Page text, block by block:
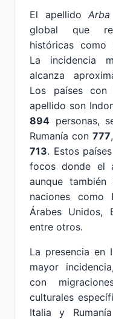
El apellidoArba
global que
históricas como
La incidencia
alcanza
Los países con
apellido son
894 personas,
Rumanía con777
713. Estos
focos donde el
aunque
naciones como
Árabes Unidos,
entre otros.
La presencia en
mayor
con
culturales
Italia y